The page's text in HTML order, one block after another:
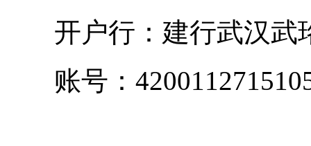
开户行：建行武汉武
账号：